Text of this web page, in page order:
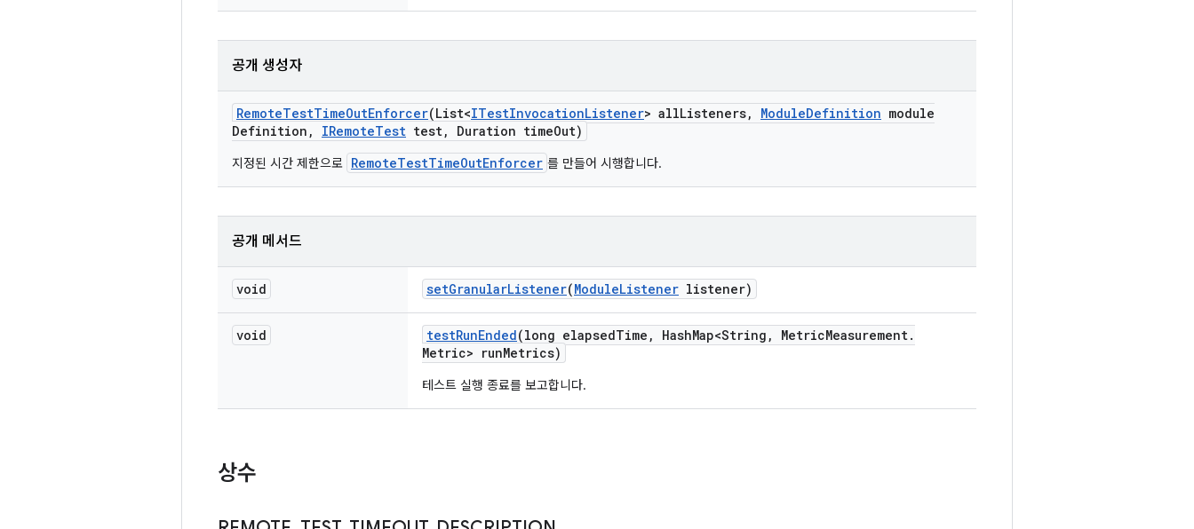
공개 생성자
RemoteTestTimeOutEnforcer(List<ITestInvocationListener> allListeners, ModuleDefinition module
Definition , IRemoteTest test, Duration timeOut)
지정된 시간 제한으로 RemoteTestTimeOutEnforcer 를 만들어 시행합니다.
공개 메서드
void setGranularListener(ModuleListener listener)
void testRunEnded(long elapsedTime , HashMap<String , MetricMeasurement.
Metric> runMetrics)
테스트 실행 종료를 보고합니다.
상수